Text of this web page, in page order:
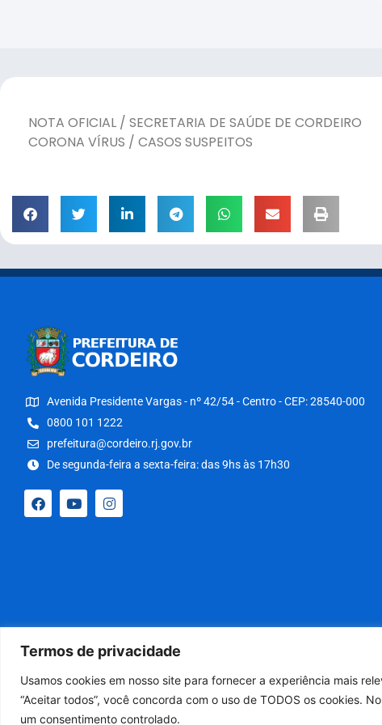
Termos de privacidade
Usamos cookies em nosso site para fornecer a experiência mais
“Aceitar todos”, você concorda com o uso de TODOS os cookies.
um consentimento controlado.
NOTA OFICIAL / SECRETARIA DE SAÚDE DE CORDEIRO
CORONA VÍRUS / CASOS SUSPEITOS
Avenida Presidente Vargas - nº 42/54 - Centro - CEP: 28540-000
0800 101 1222
prefeitura@cordeiro.rj.gov.br
De segunda-feira a sexta-feira: das 9hs às 17h30